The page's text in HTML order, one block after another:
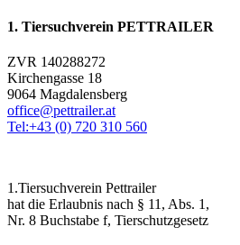
1. Tiersuchverein PETTRAILER
ZVR 140288272
Kirchengasse 18
9064 Magdalensberg
office@pettrailer.at
Tel:+43 (0) 720 310 560
1.Tiersuchverein Pettrailer
hat die Erlaubnis nach § 11, Abs. 1,
Nr. 8 Buchstabe f, Tierschutzgesetz